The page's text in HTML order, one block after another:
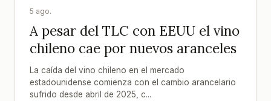
5 ago.
A pesar del TLC con EEUU el vino
chileno cae por nuevos aranceles
La caída del vino chileno en el mercado
estadounidense comienza con el cambio arancelario
sufrido desde abril de 2025, c...